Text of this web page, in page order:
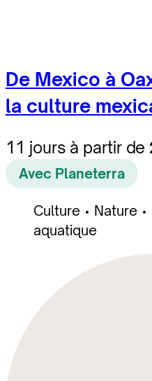
De Mexico à
la culture
11 jours à partir de
Avec Planeterra
Culture Nature
aquatique